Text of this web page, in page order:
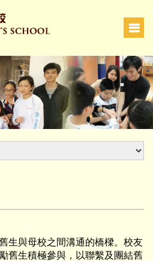
生與母校之間溝通的橋樑。校友
舊生積極參與，以聯繫及團結舊